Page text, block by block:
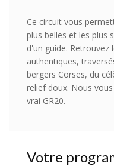
Ce circuit vous
plus belles et les plus
d'un guide.
authentiques,
bergers Corses, du
relief doux. Nous
vrai GR20.
Votre